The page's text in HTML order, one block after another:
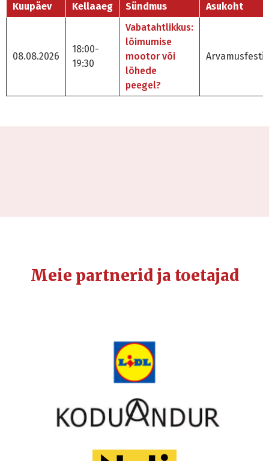
Kuupäev Kellaaeg Sündmus Asukoht
08.08.2026
18:00-
19:30
Vabatahtlikkus:
lõimumise
mootor või
lõhede
peegel?
Meie partnerid ja toetajad